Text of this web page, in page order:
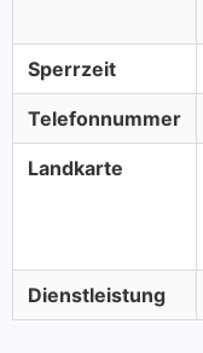
Sperrzeit
Telefonnummer
Landkarte
Dienstleistung